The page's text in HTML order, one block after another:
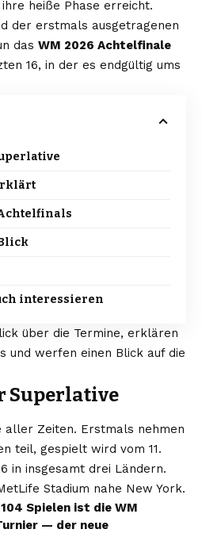
heiße Phase erreicht.
der erstmals ausgetragenen
das WM 2026 Achtelfinale
16, in der es endgültig ums
interessieren
über die Termine, erklären
und werfen einen Blick auf die
Superlative
aller Zeiten. Erstmals nehmen
teil, gespielt wird vom 11.
in insgesamt drei Ländern.
Stadium nahe New York.
Spielen ist die WM
— der neue